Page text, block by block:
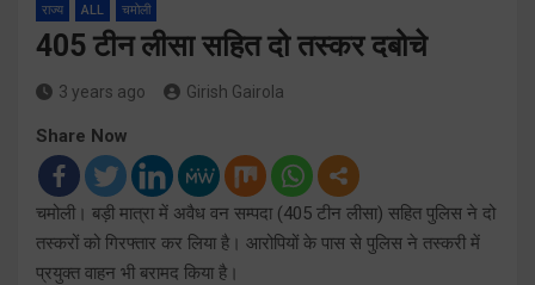
राज्य ALL चमोली
405 टीन लीसा सहित दो तस्कर दबोचे
3 years ago Girish Gairola
Share Now
चमोली। बड़ी मात्रा में अवैध वन सम्पदा (405 टीन लीसा) सहित पुलिस ने दो
तस्करों को गिरफ्तार कर लिया है। आरोपियों के पास से पुलिस ने तस्करी में
प्रयुक्त वाहन भी बरामद किया है।